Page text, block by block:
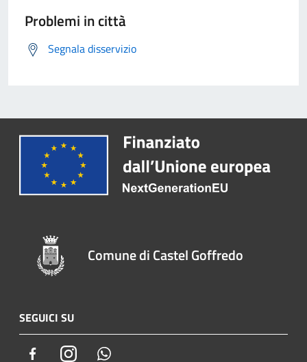
Problemi in città
Segnala disservizio
Comune di Castel Goffredo
SEGUICI SU
FacebookInstagram